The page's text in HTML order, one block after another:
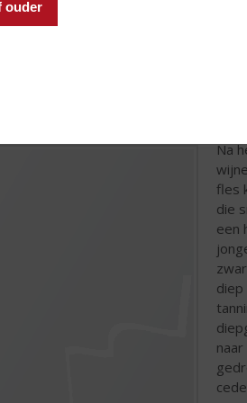
ouder
bevat veel tannines. Het is daarom
van de wijn niet gaat
De wijnmaker bepaalt het moment
voor de uiteindelijke smaak
Na
fles
die
een